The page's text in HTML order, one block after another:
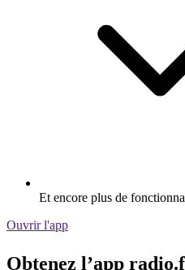
Et encore plus de
Ouvrir l'app
Obtenez l’app